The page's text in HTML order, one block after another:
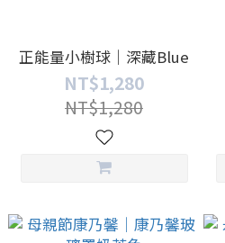
正能量小樹球｜深藏Blue
NT$1,280
NT$1,280